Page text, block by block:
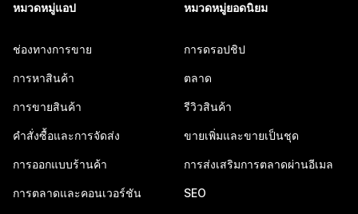
หมวดหมู่แอป
ช่องทางการขาย
การหาสินค้า
การขายสินค้า
คำสั่งซื้อและการจัดส่ง
การออกแบบร้านค้า
การตลาดและคอนเวอร์ชัน
หมวดหมู่ยอดนิยม
การดรอปชิป
ตลาด
รีวิวสินค้า
ขายเพิ่มและขายเป็นชุด
การส่งเสริมการตลาดผ่านอีเมล
SEO